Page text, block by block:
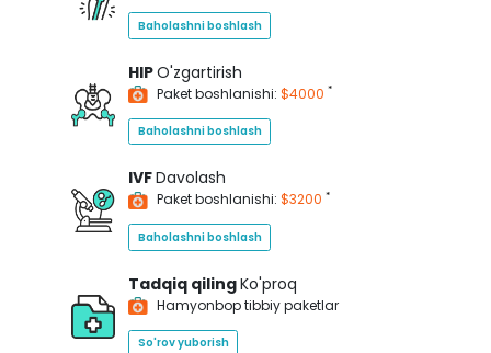
Baholashni boshlash
HIPO'zgartirish
Paket boshlanishi: $4000 *
Baholashni boshlash
IVFDavolash
Paket boshlanishi: $3200 *
Baholashni boshlash
Tadqiq qilingKo'proq
Hamyonbop tibbiy paketlar
So'rov yuborish